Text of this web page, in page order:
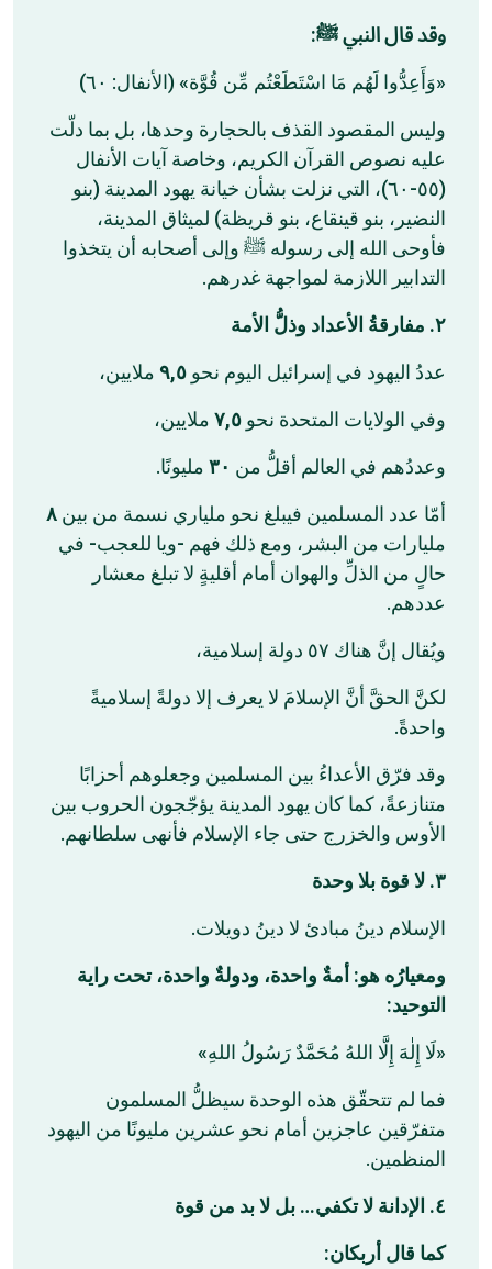
وقد قال النبي ﷺ:
«وَأَعِدُّوا لَهُم مَا اسْتَطَعْتُم مِّن قُوَّة» (الأنفال: ٦٠)
وليس المقصود القذف بالحجارة وحدها، بل بما دلّت
عليه نصوص القرآن الكريم، وخاصة آيات الأنفال
(٥٥-٦٠)، التي نزلت بشأن خيانة يهود المدينة (بنو
النضير، بنو قينقاع، بنو قريظة) لميثاق المدينة،
فأوحى الله إلى رسوله ﷺ وإلى أصحابه أن يتخذوا
التدابير اللازمة لمواجهة غدرهم.
٢. مفارقةُ الأعداد وذلُّ الأمة
عددُ اليهود في إسرائيل اليوم نحو ٩,٥ ملايين،
وفي الولايات المتحدة نحو ٧,٥ ملايين،
وعددُهم في العالم أقلُّ من ٣٠ مليونًا.
أمّا عدد المسلمين فيبلغ نحو ملياري نسمة من بين ٨
مليارات من البشر، ومع ذلك فهم -ويا للعجب- في
حالٍ من الذلِّ والهوان أمام أقليةٍ لا تبلغ معشار
عددهم.
ويُقال إنَّ هناك ٥٧ دولة إسلامية،
لكنَّ الحقَّ أنَّ الإسلامَ لا يعرف إلا دولةً إسلاميةً
واحدةً.
وقد فرّق الأعداءُ بين المسلمين وجعلوهم أحزابًا
متنازعةً، كما كان يهود المدينة يؤجّجون الحروب بين
الأوس والخزرج حتى جاء الإسلام فأنهى سلطانهم.
٣. لا قوة بلا وحدة
الإسلام دينُ مبادئ لا دينُ دويلات.
ومعيارُه هو: أمةٌ واحدة، ودولةٌ واحدة، تحت راية
التوحيد:
«لَا إِلٰهَ إِلَّا اللهُ مُحَمَّدٌ رَسُولُ اللهِ»
فما لم تتحقّق هذه الوحدة سيظلُّ المسلمون
متفرّقين عاجزين أمام نحو عشرين مليونًا من اليهود
المنظمين.
٤. الإدانة لا تكفي… بل لا بد من قوة
كما قال أربكان: